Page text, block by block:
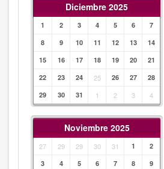
Diciembre 2025
1 2 3 4 5 6
7
8
9 10 11 12 13
14
15
16 17 18 19 20
21
22
23 24 25 26 27
28
29
30 31 1 2 3 4
Noviembre 2025
27 29 29 30 31 1
2
3
4 5 6 7 8
9